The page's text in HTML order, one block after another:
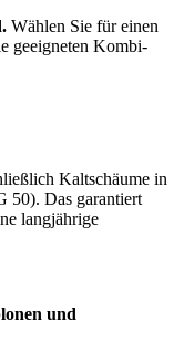
Wählen Sie für einen
geeigneten Kombi-
Kaltschäume in
50). Das garantiert
langjährige
und